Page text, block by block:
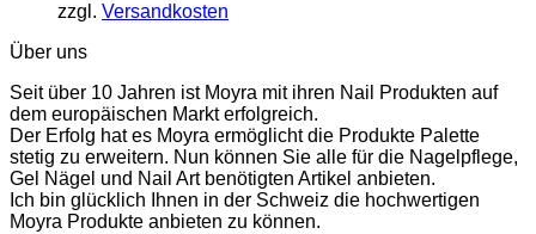
zzgl. Versandkosten
Über uns
Seit über 10 Jahren ist Moyra mit ihren Nail Produkten auf
dem europäischen Markt erfolgreich.
Der Erfolg hat es Moyra ermöglicht die Produkte Palette
stetig zu erweitern. Nun können Sie alle für die Nagelpflege,
Gel Nägel und Nail Art benötigten Artikel anbieten.
Ich bin glücklich Ihnen in der Schweiz die hochwertigen
Moyra Produkte anbieten zu können.